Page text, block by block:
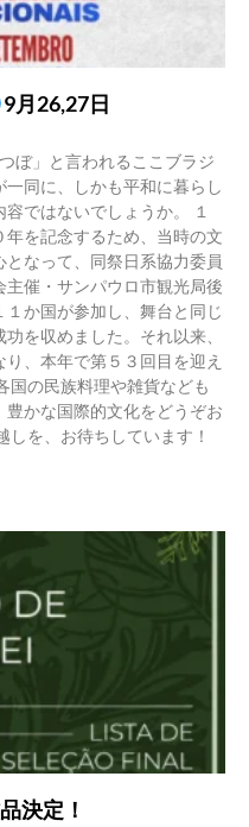
9月26,27日
ぼ」と言われるここブラジ
同に、しかも平和に暮らし
ではないでしょうか。 １
年を記念するため、当時の文
なって、同祭日系協力委員
催・サンパウロ市観光局後
か国が参加し、舞台と同じ
を収めました。それ以来、
、本年で第５３回目を迎え
国の民族料理や雑貨なども
かな国際的文化をどうぞお
を、お待ちしています！
決定！